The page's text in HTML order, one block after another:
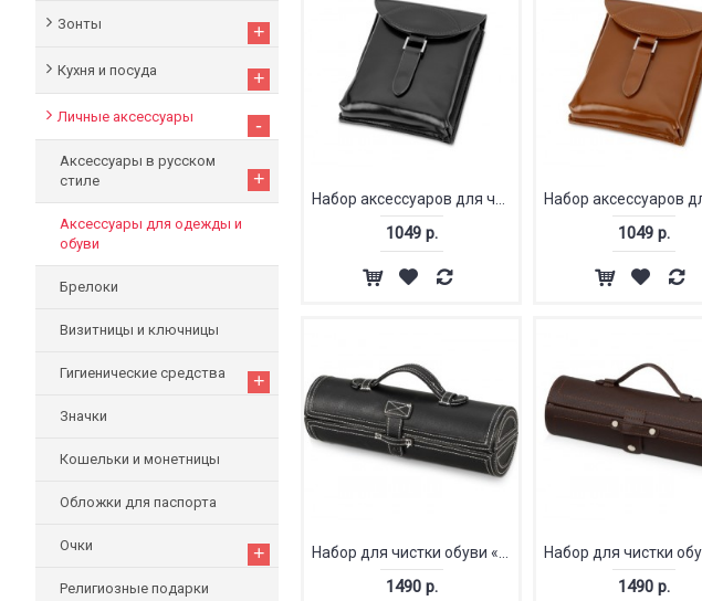
Зонты +
Кухня и посуда +
Личные аксессуары -
Аксессуары в русском
стиле
+
Аксессуары для одежды и
обуви
Брелоки
Визитницы и ключницы
Гигиенические средства +
Значки
Кошельки и монетницы
Обложки для паспорта
Очки +
Религиозные подарки
1049 р. 1049 р.
1490 р. 1490 р.